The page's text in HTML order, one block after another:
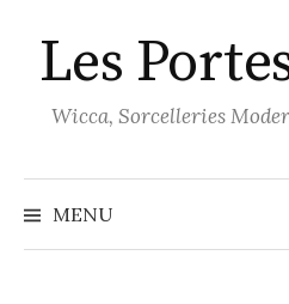
au
contenu
Les
Wicca, Sorcelleries
MENU